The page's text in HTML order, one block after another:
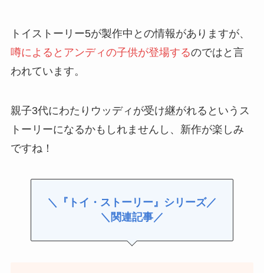
トイストーリー5が製作中との情報がありますが、
噂によるとアンディの子供が登場するのではと言
われています。
親子3代にわたりウッディが受け継がれるというス
トーリーになるかもしれませんし、新作が楽しみ
ですね！
＼『トイ・ストーリー』シリーズ／
＼関連記事／